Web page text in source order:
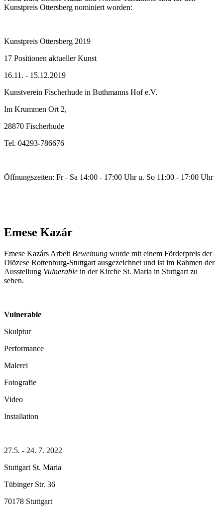
Kunstpreis Ottersberg nominiert worden:
Kunstpreis Ottersberg 2019
17 Positionen aktueller Kunst
16.11. - 15.12.2019
Kunstverein Fischerhude in Buthmanns Hof e.V.
Im Krummen Ort 2,
28870 Fischerhude
Tel. 04293-786676
Öffnungszeiten: Fr - Sa 14:00 - 17:00 Uhr u. So 11:00 - 17:00 Uhr
Emese Kazár
Emese Kazárs Arbeit Beweinung wurde mit einem Förderpreis der
Diözese Rottenburg-Stuttgart ausgezeichnet und ist im Rahmen der
Ausstellung Vulnerable in der Kirche St. Maria in Stuttgart zu
sehen.
Vulnerable
Skulptur
Performance
Malerei
Fotografie
Video
Installation
27.5. - 24. 7. 2022
Stuttgart St. Maria
Tübinger Str. 36
70178 Stuttgart